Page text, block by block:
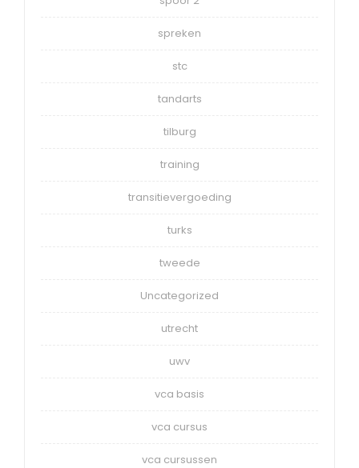
spreken
stc
tandarts
tilburg
training
transitievergoeding
turks
tweede
Uncategorized
utrecht
uwv
vca basis
vca cursus
vca cursussen